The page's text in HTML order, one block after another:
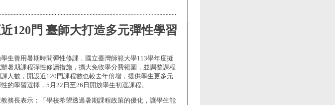
120門 臺師大打造多元彈性學習
生善用暑期時間彈性修課，國立臺灣師範大學113學年度擬
暑期課程彈性修讀措施，擴大免收學分費範圍，並調整課程
人數，開設近120門課程數也較去年倍增，提供學生更多元
性的學習選擇，5月22日至26日開放學生初選課程。
務長表示：「學校希望透過暑期課程政策的優化，讓學生能